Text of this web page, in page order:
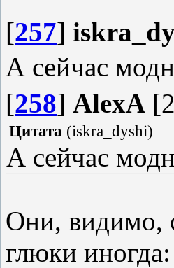
[257]
А сейчас
[258] AlexA
Цитата (iskra_dyshi)
А сейчас
Они, видимо,
глюки иногда: